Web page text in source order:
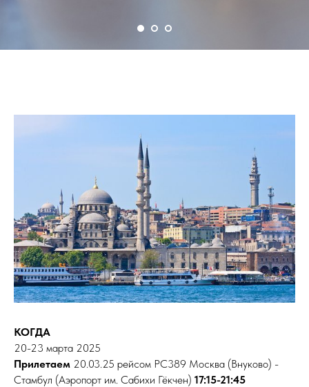
КОГДА
20-23 марта 2025
Прилетаем 20.03.25 рейсом PC389 Москва (Внуково) -
Стамбул (Аэропорт им. Сабихи Гёкчен) 17:15-21:45